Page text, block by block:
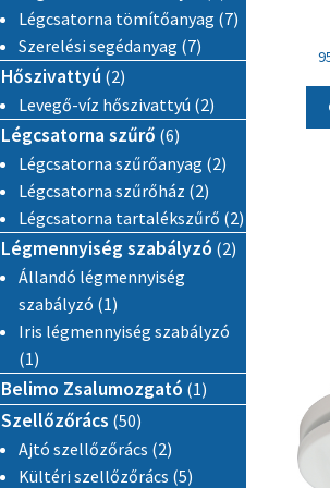
Légcsatorna tömítőanyag 77 termék
Szerelési segédanyag 77 termék
Hőszivattyú 22 termék
Levegő-víz hőszivattyú 22 termék
Légcsatorna szűrő 66 termék
Légcsatorna szűrőanyag 22 termék
Légcsatorna szűrőház 22 termék
Légcsatorna tartalékszűrő 22 termék
Légmennyiség szabályzó 22 termék
Állandó légmennyiség
szabályzó 11 termék
Iris légmennyiség szabályzó
11 termék
Belimo Zsalumozgató 11 termék
Szellőzőrács 5050 termék
Ajtó szellőzőrács 22 termék
Kültéri szellőzőrács 55 termék